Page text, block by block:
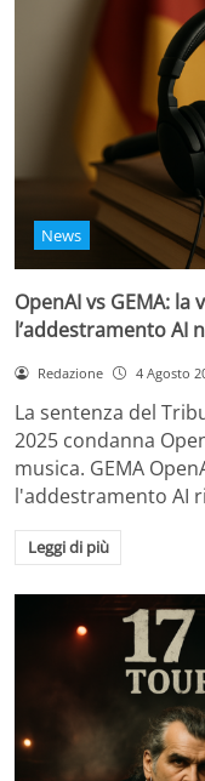
News
OpenAI vs GEMA:
l’addestramento AI
Redazione 4 Agosto
La sentenza del
2025 condanna
musica. GEMA
l'addestramento AI
Leggi di più